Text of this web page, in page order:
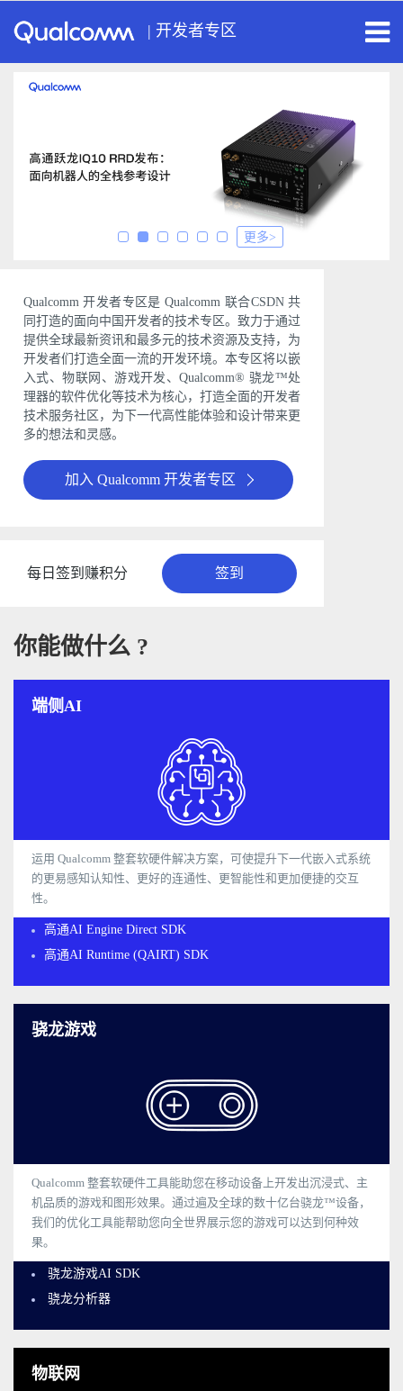
| 开发者专区
更多>
Qualcomm 开发者专区是 Qualcomm 联合CSDN 共
同打造的面向中国开发者的技术专区。致力于通过
提供全球最新资讯和最多元的技术资源及支持，为
开发者们打造全面一流的开发环境。本专区将以嵌
入式、物联网、游戏开发、Qualcomm® 骁龙™处
理器的软件优化等技术为核心，打造全面的开发者
技术服务社区，为下一代高性能体验和设计带来更
多的想法和灵感。
加入 Qualcomm 开发者专区
每日签到赚积分 签到
你能做什么 ?
端侧AI
运用 Qualcomm 整套软硬件解决方案，可使提升下一代嵌入式系统
的更易感知认知性、更好的连通性、更智能性和更加便捷的交互
性。
高通AI Engine Direct SDK
高通AI Runtime (QAIRT) SDK
骁龙游戏
Qualcomm 整套软硬件工具能助您在移动设备上开发出沉浸式、主
机品质的游戏和图形效果。通过遍及全球的数十亿台骁龙™设备，
我们的优化工具能帮助您向全世界展示您的游戏可以达到何种效
果。
骁龙游戏AI SDK
骁龙分析器
物联网